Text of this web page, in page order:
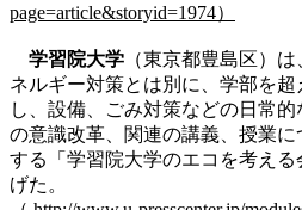
page=article&storyid=1974）
学習院大学 （東京都豊島区）
ネルギー対策とは別に、学部を
し、設備、ごみ対策などの日常
の意識改革、関連の講義、授業
する「学習院大学のエコを考え
げた。